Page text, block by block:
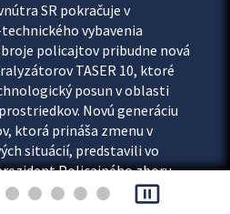
SR pokračuje v
vybavenia
policajtov pribudne nová
TASER 10, ktoré
posun v oblasti
Novú generáciu
ktorá prináša zmenu v
situácií, predstavili vo
Policajného zboru
odboru výcviku...
pause_presentation